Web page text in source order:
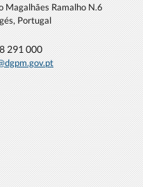
DGPM na Universidade de
Magalhães Ramalho N.6
Portugal
8 291 000
.gov.pt